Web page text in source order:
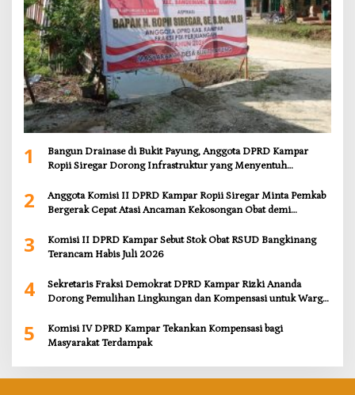
1
Bangun Drainase di Bukit Payung, Anggota DPRD Kampar
Ropii Siregar Dorong Infrastruktur yang Menyentuh
2
Anggota Komisi II DPRD Kampar Ropii Siregar Minta Pemkab
Bergerak Cepat Atasi Ancaman Kekosongan Obat demi
3
Komisi II DPRD Kampar Sebut Stok Obat RSUD Bangkinang
Terancam Habis Juli 2026
4
Sekretaris Fraksi Demokrat DPRD Kampar Rizki Ananda
Dorong Pemulihan Lingkungan dan Kompensasi untuk Warga
5
Komisi IV DPRD Kampar Tekankan Kompensasi bagi
Masyarakat Terdampak